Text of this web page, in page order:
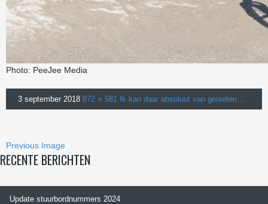
Photo: PeeJee Media
3 september 2018 872 × 581 Ik kan daar absoluut van genieten…
Previous Image
RECENTE BERICHTEN
Update stuurbordnummers 2024